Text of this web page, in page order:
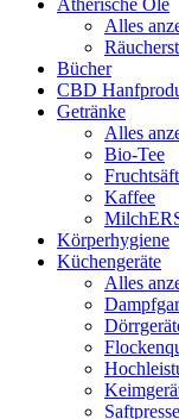
Alles
Bücher
CBD
Getränke
Alles
Bio-Tee
Kaffee
Körperhygiene
Küchengeräte
Alles